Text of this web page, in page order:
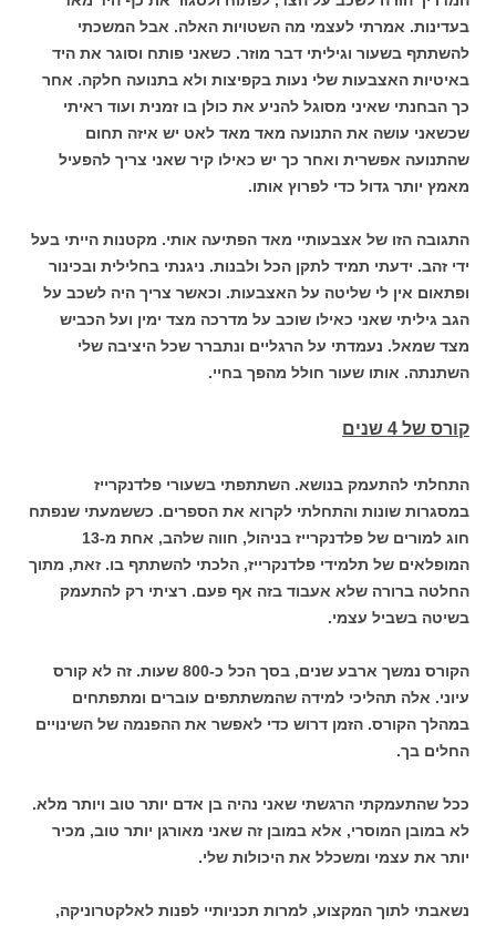
בעדינות. אמרתי לעצמי מה השטויות האלה. אבל המשכתי
להשתתף בשעור וגיליתי דבר מוזר. כשאני פותח וסוגר את היד
באיטיות האצבעות שלי נעות בקפיצות ולא בתנועה חלקה. אחר
כך הבחנתי שאיני מסוגל להניע את כולן בו זמנית ועוד ראיתי
שכשאני עושה את התנועה מאד מאד לאט יש איזה תחום
שהתנועה אפשרית ואחר כך יש כאילו קיר שאני צריך להפעיל
מאמץ יותר גדול כדי לפרוץ אותו.
התגובה הזו של אצבעותיי מאד הפתיעה אותי. מקטנות הייתי בעל
ידי זהב. ידעתי תמיד לתקן הכל ולבנות. ניגנתי בחלילית ובכינור
ופתאום אין לי שליטה על האצבעות. וכאשר צריך היה לשכב על
הגב גיליתי שאני כאילו שוכב על מדרכה מצד ימין ועל הכביש
מצד שמאל. נעמדתי על הרגליים ונתברר שכל היציבה שלי
השתנתה. אותו שעור חולל מהפך בחיי.
קורס של 4 שנים
התחלתי להתעמק בנושא. השתתפתי בשעורי פלדנקרייז
במסגרות שונות והתחלתי לקרוא את הספרים. כששמעתי שנפתח
חוג למורים של פלדנקרייז בניהול, חווה שלהב, אחת מ-13
המופלאים של תלמידי פלדנקרייז, הלכתי להשתתף בו. זאת, מתוך
החלטה ברורה שלא אעבוד בזה אף פעם. רציתי רק להתעמק
בשיטה בשביל עצמי.
הקורס נמשך ארבע שנים, בסך הכל כ-800 שעות. זה לא קורס
עיוני. אלה תהליכי למידה שהמשתתפים עוברים ומתפתחים
במהלך הקורס. הזמן דרוש כדי לאפשר את ההפנמה של השינויים
החלים בך.
ככל שהתעמקתי הרגשתי שאני נהיה בן אדם יותר טוב ויותר מלא.
לא במובן המוסרי, אלא במובן זה שאני מאורגן יותר טוב, מכיר
יותר את עצמי ומשכלל את היכולות שלי.
נשאבתי לתוך המקצוע, למרות תכניותיי לפנות לאלקטרוניקה,